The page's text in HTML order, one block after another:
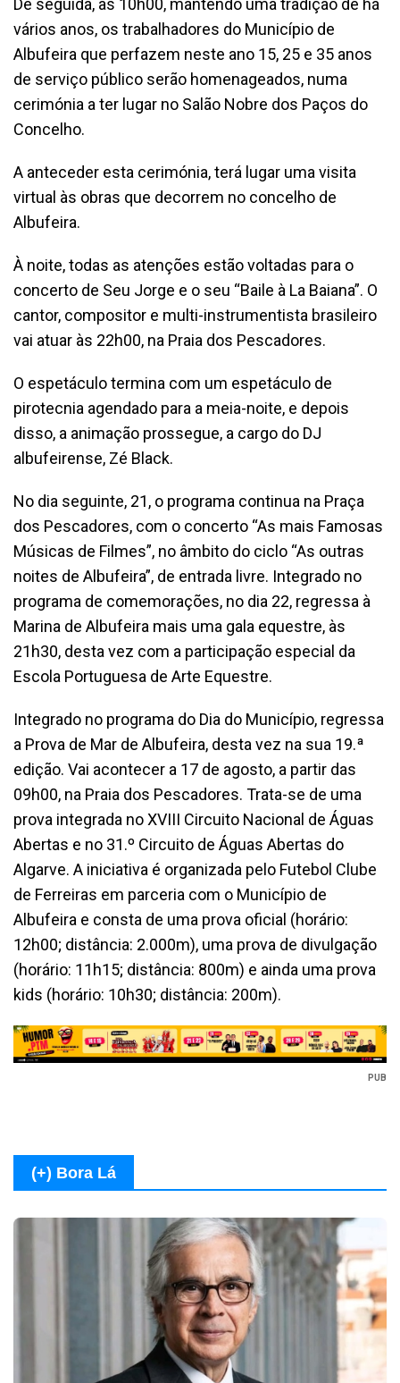
vários anos, os trabalhadores do Município de
Albufeira que perfazem neste ano 15, 25 e 35 anos
de serviço público serão homenageados, numa
cerimónia a ter lugar no Salão Nobre dos Paços do
Concelho.
A anteceder esta cerimónia, terá lugar uma visita
virtual às obras que decorrem no concelho de
Albufeira.
À noite, todas as atenções estão voltadas para o
concerto de Seu Jorge e o seu “Baile à La Baiana”. O
cantor, compositor e multi-instrumentista brasileiro
vai atuar às 22h00, na Praia dos Pescadores.
O espetáculo termina com um espetáculo de
pirotecnia agendado para a meia-noite, e depois
disso, a animação prossegue, a cargo do DJ
albufeirense, Zé Black.
No dia seguinte, 21, o programa continua na Praça
dos Pescadores, com o concerto “As mais Famosas
Músicas de Filmes”, no âmbito do ciclo “As outras
noites de Albufeira”, de entrada livre. Integrado no
programa de comemorações, no dia 22, regressa à
Marina de Albufeira mais uma gala equestre, às
21h30, desta vez com a participação especial da
Escola Portuguesa de Arte Equestre.
Integrado no programa do Dia do Município, regressa
a Prova de Mar de Albufeira, desta vez na sua 19.ª
edição. Vai acontecer a 17 de agosto, a partir das
09h00, na Praia dos Pescadores. Trata-se de uma
prova integrada no XVIII Circuito Nacional de Águas
Abertas e no 31.º Circuito de Águas Abertas do
Algarve. A iniciativa é organizada pelo Futebol Clube
de Ferreiras em parceria com o Município de
Albufeira e consta de uma prova oficial (horário:
12h00; distância: 2.000m), uma prova de divulgação
(horário: 11h15; distância: 800m) e ainda uma prova
kids (horário: 10h30; distância: 200m).
PUB
(+) Bora Lá